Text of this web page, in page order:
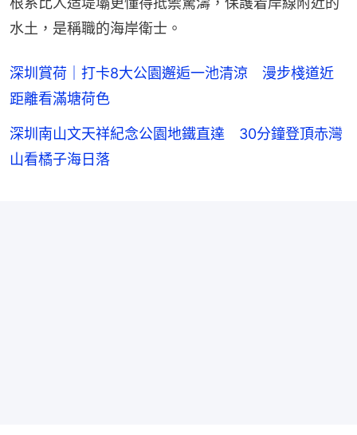
水土，是稱職的海岸衛士。
深圳賞荷｜打卡8大公園邂逅一池清涼 漫步棧道近
距離看滿塘荷色
深圳南山文天祥紀念公園地鐵直達 30分鐘登頂赤灣
山看橘子海日落